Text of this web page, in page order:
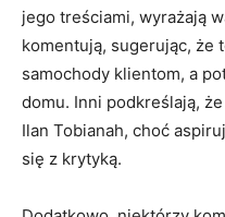
jego treściami, wyrażają
komentują, sugerując, że
samochody klientom, a
domu. Inni podkreślają,
Ilan Tobianah, choć
się z krytyką.